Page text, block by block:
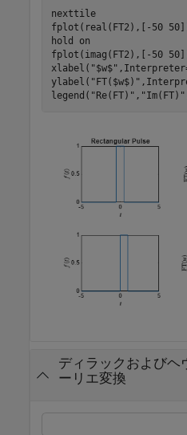
nexttile
fplot(real(FT2),[-50
hold
on
fplot(imag(FT2),[-50
xlabel( "$w$"
ylabel( "FT($w$)"
legend( "Re(FT)" , "Im(FT)"
ディラックおよびヘ
ーリエ変換